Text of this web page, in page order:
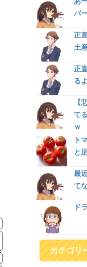
パ
正
土
正
る
【
て
ｗ
ト
と
最
て
ド
カテゴリ